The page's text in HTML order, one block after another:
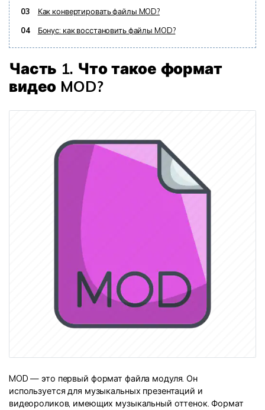
03
Как конвертировать файлы MOD?
04
Бонус: как восстановить файлы MOD?
Часть 1. Что такое формат
видео MOD?
MOD — это первый формат файла модуля. Он
используется для музыкальных презентаций и
видеороликов, имеющих музыкальный оттенок. Формат